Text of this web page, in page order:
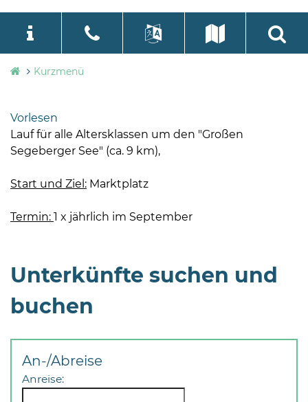
Stadtverwaltung
Bramstedt
Bleeck 15-
Bramstedt
506-
Mo,
language
Kurzmenü
Vorlesen
Lauf für alle Altersklassen um den "Großen
Segeberger See" (ca. 9 km),
Start und Ziel: Marktplatz
Termin: 1 x jährlich im September
Unterkünfte suchen und
buchen
An-/Abreise
Anreise: